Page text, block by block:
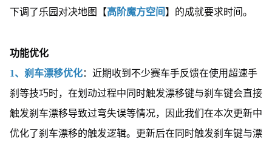
下调了乐园对决地图【高阶魔方空间 】的成就要求时间。
功能优化
1、刹车漂移优化：近期收到不少赛车手反馈在使用超速手
刹等技巧时，在划动过程中同时触发漂移键与刹车键会直接
触发刹车漂移导致过弯失误等情况，因此我们在本次更新中
优化了刹车漂移的触发逻辑。更新后在同时触发刹车键与漂